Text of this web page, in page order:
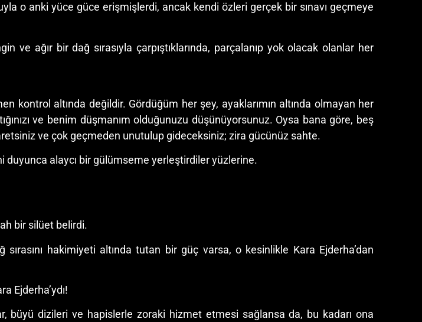
o anki yüce güce erişmişlerdi, ancak kendi özleri gerçek bir sınavı geçmeye
ve ağır bir dağ sırasıyla çarpıştıklarında, parçalanıp yok olacak olanlar her
kontrol altında değildir. Gördüğüm her şey, ayaklarımın altında olmayan her
ve benim düşmanım olduğunuzu düşünüyorsunuz. Oysa bana göre, beş
ve çok geçmeden unutulup gideceksiniz; zira gücünüz sahte.
alaycı bir gülümseme yerleştirdiler yüzlerine.
bir silüet belirdi.
hakimiyeti altında tutan bir güç varsa, o kesinlikle Kara Ejderha’dan
Ejderha’ydı!
büyü dizileri ve hapislerle zoraki hizmet etmesi sağlansa da, bu kadarı ona